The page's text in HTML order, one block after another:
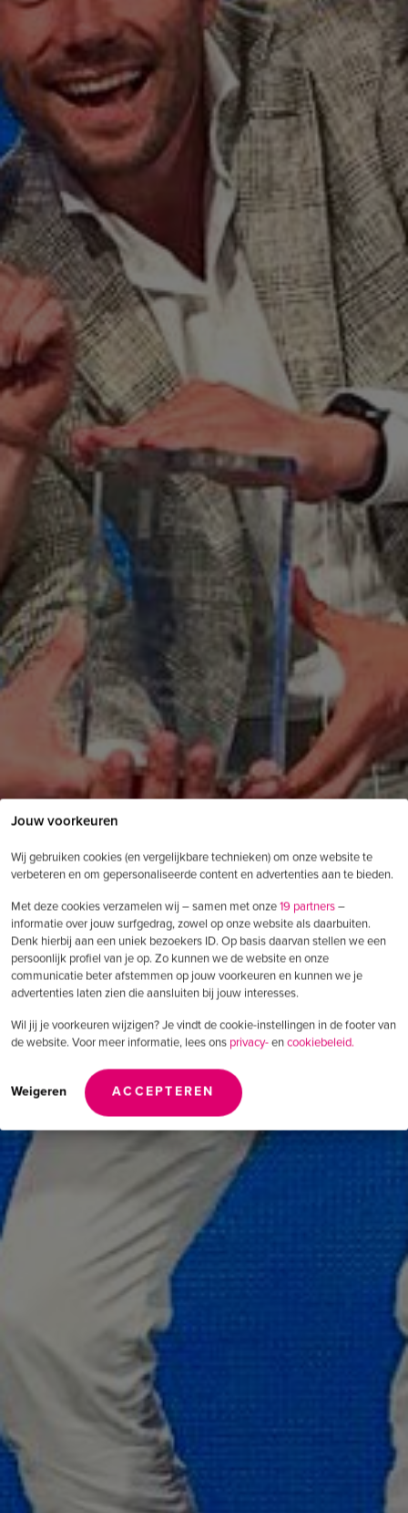
Jouw voorkeuren
Wij gebruiken cookies (en vergelijkbare technieken) om onze website te
verbeteren en om gepersonaliseerde content en advertenties aan te bieden.
Met deze cookies verzamelen wij – samen met onze19 partners–
informatie over jouw surfgedrag, zowel op onze website als daarbuiten.
Denk hierbij aan een uniek bezoekers ID. Op basis daarvan stellen we een
persoonlijk profiel van je op. Zo kunnen we de website en onze
communicatie beter afstemmen op jouw voorkeuren en kunnen we je
advertenties laten zien die aansluiten bij jouw interesses.
Wil jij je voorkeuren wijzigen? Je vindt de cookie-instellingen in de footer van
de website. Voor meer informatie, lees ons privacy-encookiebeleid.
Weigeren ACCEPTEREN